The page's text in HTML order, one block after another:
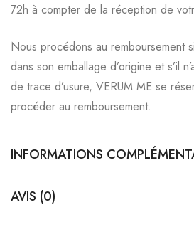
72h à compter de la réception de
Nous procédons au remboursement
dans son emballage d’origine et s’il
de trace d’usure, VERUM ME se
procéder au remboursement.
INFORMATIONS
AVIS (0)